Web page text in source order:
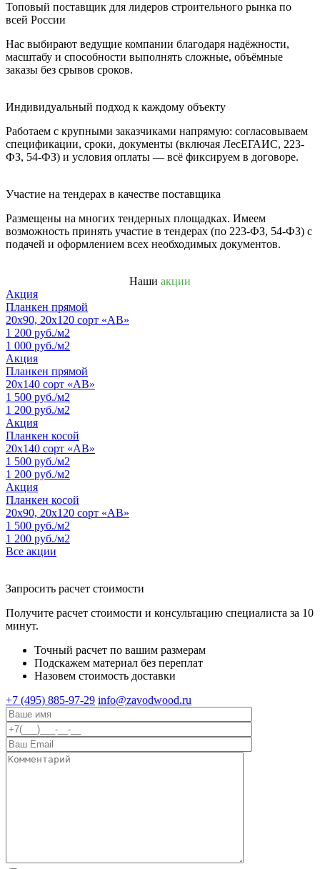
Топовый поставщик для лидеров строительного рынка по
всей России
Нас выбирают ведущие компании благодаря надёжности,
масштабу и способности выполнять сложные, объёмные
заказы без срывов сроков.
Индивидуальный подход к каждому объекту
Работаем с крупными заказчиками напрямую: согласовываем
спецификации, сроки, документы (включая ЛесЕГАИС, 223-
ФЗ, 54-ФЗ) и условия оплаты — всё фиксируем в договоре.
Участие на тендерах в качестве поставщика
Размещены на многих тендерных площадках. Имеем
возможность принять участие в тендерах (по 223-ФЗ, 54-ФЗ) с
подачей и оформлением всех необходимых документов.
Наши акции
Акция
Планкен прямой
20х90, 20х120 сорт «АВ»
1 200 руб./м2
1 000 руб./м2
Акция
Планкен прямой
20х140 сорт «АВ»
1 500 руб./м2
1 200 руб./м2
Акция
Планкен косой
20х140 сорт «АВ»
1 500 руб./м2
1 200 руб./м2
Акция
Планкен косой
20х90, 20х120 сорт «АВ»
1 500 руб./м2
1 200 руб./м2
Все акции
Запросить расчет стоимости
Получите расчет стоимости и консультацию специалиста за 10
минут.
Точный расчет по вашим размерам
Подскажем материал без переплат
Назовем стоимость доставки
+7 (495) 885-97-29 info@zavodwood.ru